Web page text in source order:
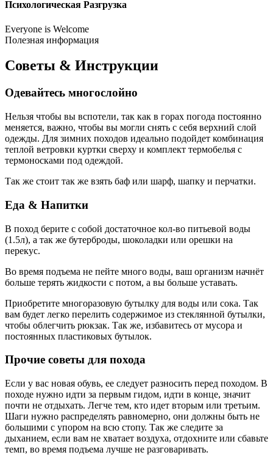
Психологическая Разгрузка
Everyone is Welcome
Полезная информация
Советы & Инструкции
Одевайтесь многослойно
Нельзя чтобы вы вспотели, так как в горах погода постоянно
меняется, важно, чтобы вы могли снять с себя верхний слой
одежды. Для зимних походов идеально подойдет комбинация
теплой ветровки куртки сверху и комплект термобелья с
термоносками под одеждой.
Так же cтоит так же взять баф или шарф, шапку и перчатки.
Еда & Напитки
В поход берите с собой достаточное кол-во питьевой воды
(1.5л), а так же бутерброды, шоколадки или орешки на
перекус.
Во время подъема не пейте много воды, ваш организм начнёт
больше терять жидкости с потом, а вы больше уставать.
Приобретите многоразовую бутылку для воды или сока. Так
вам будет легко перелить содержимое из стеклянной бутылки,
чтобы облегчить рюкзак. Так же, избавитесь от мусора и
постоянных пластиковых бутылок.
Прочие советы для похода
Если у вас новая обувь, ее следует разносить перед походом. В
походе нужно идти за первым гидом, идти в конце, значит
почти не отдыхать. Легче тем, кто идет вторым или третьим.
Шаги нужно распределять равномерно, они должны быть не
большими с упором на всю стопу. Так же следите за
дыханием, если вам не хватает воздуха, отдохните или сбавьте
темп, во время подъема лучше не разговаривать.